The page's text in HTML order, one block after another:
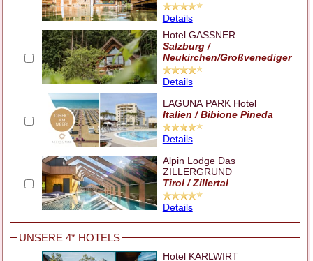
Details
Hotel GASSNER
Salzburg /
Neukirchen/Großvenediger
Details
LAGUNA PARK Hotel
Italien / Bibione Pineda
Details
Alpin Lodge Das
ZILLERGRUND
Tirol / Zillertal
Details
UNSERE 4* HOTELS
Hotel KARLWIRT